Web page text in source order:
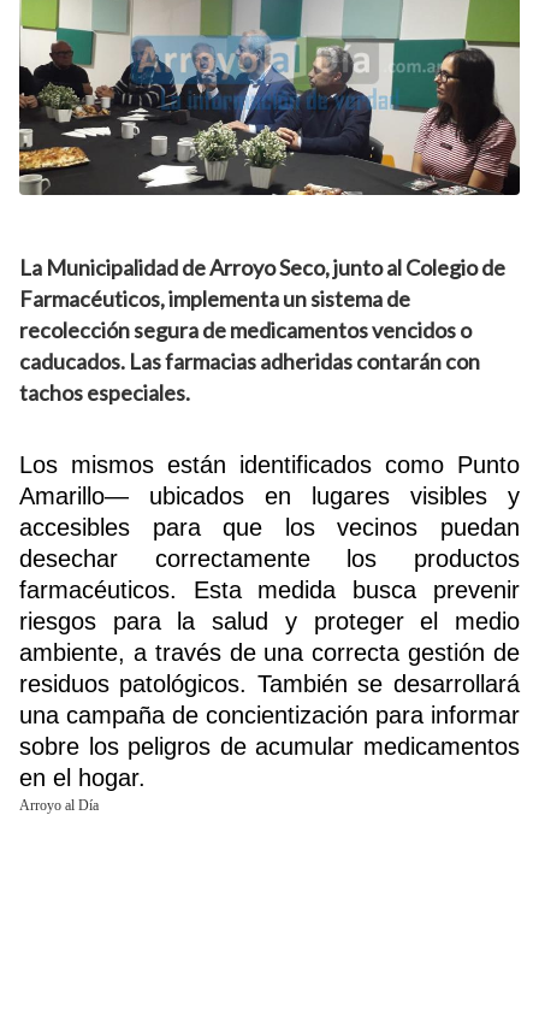
La Municipalidad de Arroyo Seco, junto al Colegio de
Farmacéuticos, implementa un sistema de
recolección segura de medicamentos vencidos o
caducados. Las farmacias adheridas contarán con
tachos especiales.
Los mismos están identificados como Punto
Amarillo— ubicados en lugares visibles y
accesibles para que los vecinos puedan
desechar correctamente los productos
farmacéuticos. Esta medida busca prevenir
riesgos para la salud y proteger el medio
ambiente, a través de una correcta gestión de
residuos patológicos. También se desarrollará
una campaña de concientización para informar
sobre los peligros de acumular medicamentos
en el hogar.
Arroyo al Día
Buscador